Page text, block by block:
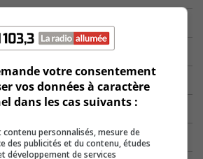
votre consentement
vos données à caractère
dans les cas suivants :
contenu personnalisés, mesure de
des publicités et du contenu, études
développement de services